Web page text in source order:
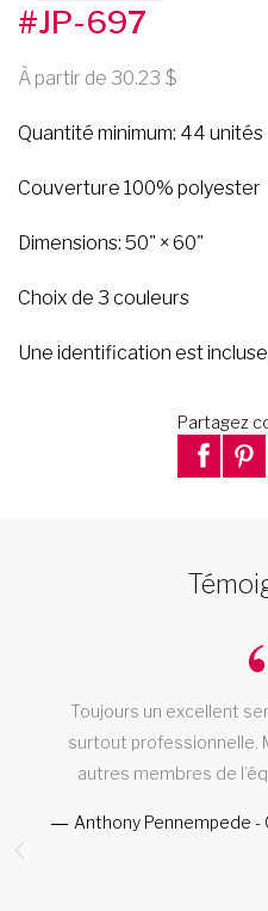
#JP-697
À partir de 30.23
Quantité minimum: 44 unités
Couverture 100% polyester
Dimensions: 50" × 60"
Choix de 3 couleurs
Une identification est
Partagez
Toujours un excellent
surtout professionnelle.
autres membres de
Anthony Pennempede -